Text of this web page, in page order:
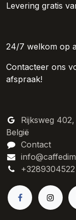
Levering gratis
24/7 welkom op
Contacteer ons
afspraak!
Rijksweg
België
Contact
+3289304522